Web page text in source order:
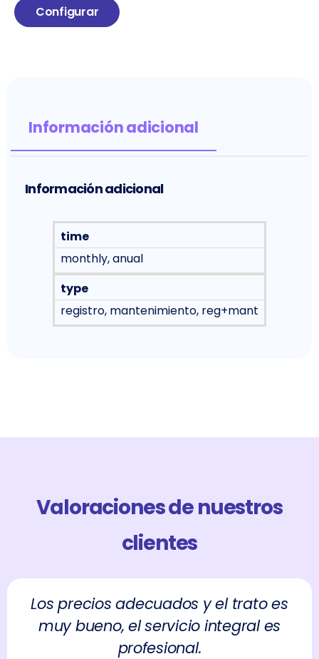
Configurar
Información adicional
Información adicional
time
monthly, anual
type
registro, mantenimiento, reg+mant
Valoraciones de nuestros
clientes
Los precios adecuados y el trato es
muy bueno, el servicio integral es
profesional.